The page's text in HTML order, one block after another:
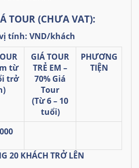
TOUR (CHƯA VAT):
tính: VND/khách
từ
trở
GIÁ TOUR
TRẺ EM –
70% Giá
Tour
(Từ 6 – 10
tuổi)
PHƯƠNG
TIỆN
20 KHÁCH TRỞ LÊN